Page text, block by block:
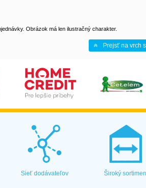
Obrázok má len ilustračný charakter.
Prejsť na vrch
Sieť dodávateľov Široký